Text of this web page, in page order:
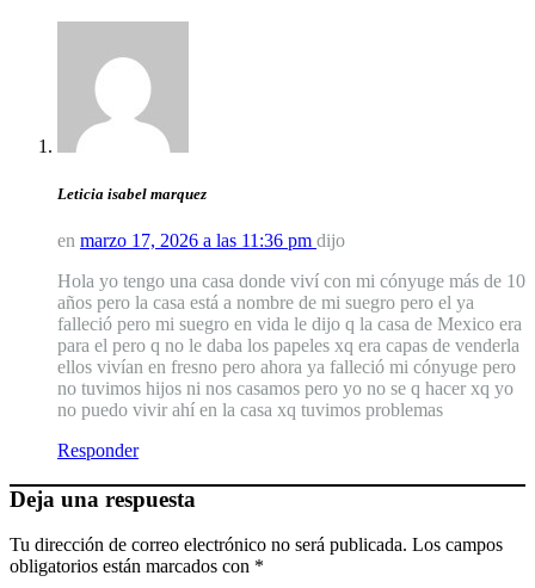
Leticia isabel marquez
en marzo 17, 2026 a las 11:36 pm dijo
Hola yo tengo una casa donde viví con mi cónyuge más de 10
años pero la casa está a nombre de mi suegro pero el ya
falleció pero mi suegro en vida le dijo q la casa de Mexico era
para el pero q no le daba los papeles xq era capas de venderla
ellos vivían en fresno pero ahora ya falleció mi cónyuge pero
no tuvimos hijos ni nos casamos pero yo no se q hacer xq yo
no puedo vivir ahí en la casa xq tuvimos problemas
Responder
Deja una respuesta
Tu dirección de correo electrónico no será publicada. Los campos
obligatorios están marcados con *